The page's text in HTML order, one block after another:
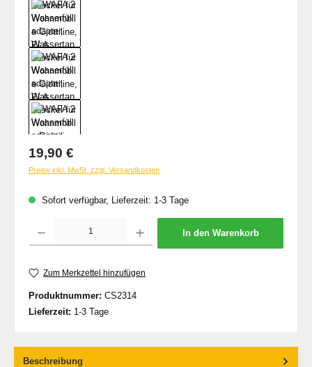
Regulärer Preis:
19,90 €
Preise inkl. MwSt. zzgl. Versandkosten
Sofort verfügbar, Lieferzeit: 1-3 Tage
In den Warenkorb
Zum Merkzettel hinzufügen
Produktnummer: CS2314
Lieferzeit: 1-3 Tage
Beschreibung